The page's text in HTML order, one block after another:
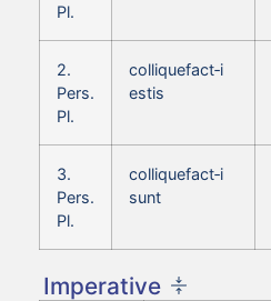
Pl.
2.
Pers.
Pl.
colliquefact‑i
estis
3.
Pers.
Pl.
colliquefact‑i
sunt
Imperative